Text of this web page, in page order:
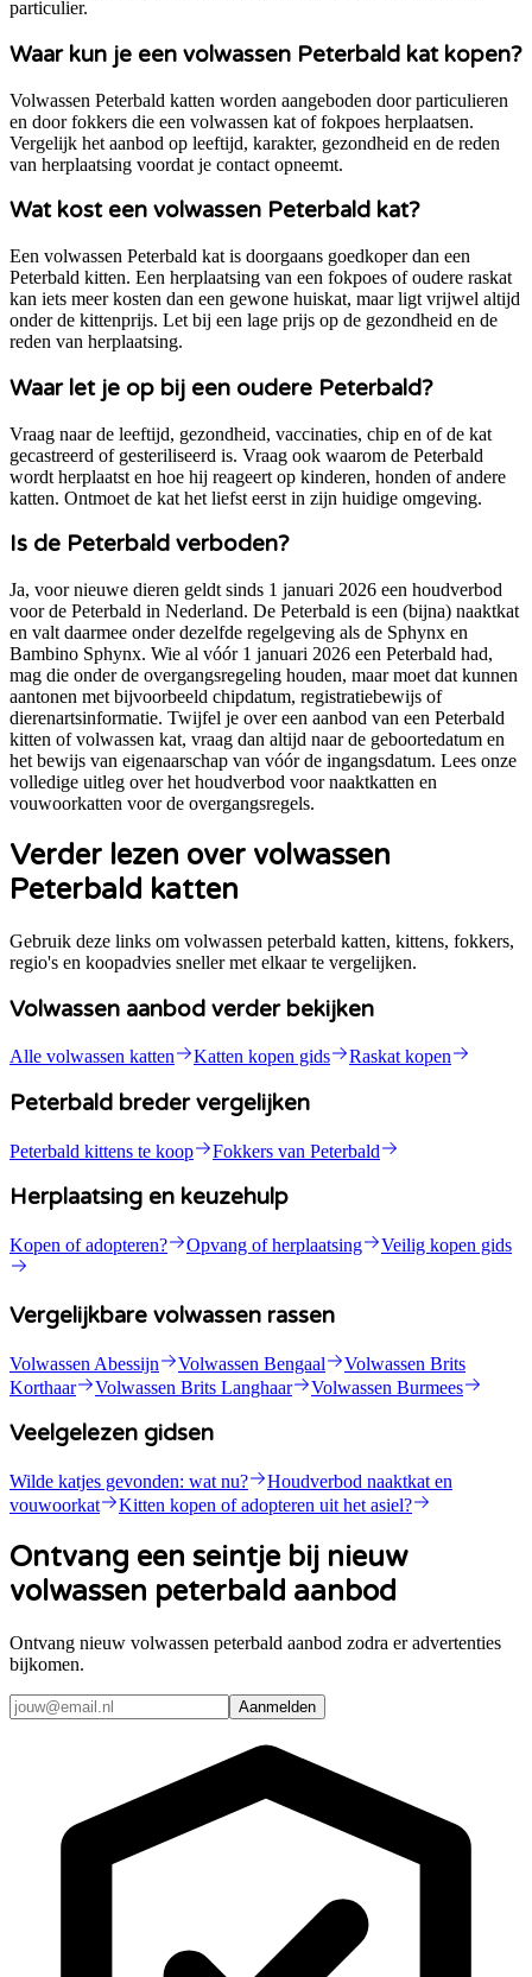
particulier.
Waar kun je een volwassen Peterbald kat kopen?
Volwassen Peterbald katten worden aangeboden door particulieren
en door fokkers die een volwassen kat of fokpoes herplaatsen.
Vergelijk het aanbod op leeftijd, karakter, gezondheid en de reden
van herplaatsing voordat je contact opneemt.
Wat kost een volwassen Peterbald kat?
Een volwassen Peterbald kat is doorgaans goedkoper dan een
Peterbald kitten. Een herplaatsing van een fokpoes of oudere raskat
kan iets meer kosten dan een gewone huiskat, maar ligt vrijwel altijd
onder de kittenprijs. Let bij een lage prijs op de gezondheid en de
reden van herplaatsing.
Waar let je op bij een oudere Peterbald?
Vraag naar de leeftijd, gezondheid, vaccinaties, chip en of de kat
gecastreerd of gesteriliseerd is. Vraag ook waarom de Peterbald
wordt herplaatst en hoe hij reageert op kinderen, honden of andere
katten. Ontmoet de kat het liefst eerst in zijn huidige omgeving.
Is de Peterbald verboden?
Ja, voor nieuwe dieren geldt sinds 1 januari 2026 een houdverbod
voor de Peterbald in Nederland. De Peterbald is een (bijna) naaktkat
en valt daarmee onder dezelfde regelgeving als de Sphynx en
Bambino Sphynx. Wie al vóór 1 januari 2026 een Peterbald had,
mag die onder de overgangsregeling houden, maar moet dat kunnen
aantonen met bijvoorbeeld chipdatum, registratiebewijs of
dierenartsinformatie. Twijfel je over een aanbod van een Peterbald
kitten of volwassen kat, vraag dan altijd naar de geboortedatum en
het bewijs van eigenaarschap van vóór de ingangsdatum. Lees onze
volledige uitleg over het houdverbod voor naaktkatten en
vouwoorkatten voor de overgangsregels.
Verder lezen over volwassen
Peterbald katten
Gebruik deze links om volwassen peterbald katten, kittens, fokkers,
regio's en koopadvies sneller met elkaar te vergelijken.
Volwassen aanbod verder bekijken
Alle volwassen katten Katten kopen gids Raskat kopen
Peterbald breder vergelijken
Peterbald kittens te koop Fokkers van Peterbald
Herplaatsing en keuzehulp
Kopen of adopteren? Opvang of herplaatsing Veilig kopen gids
Vergelijkbare volwassen rassen
Volwassen Abessijn Volwassen Bengaal
Volwassen Brits
Korthaar
Volwassen Brits Langhaar Volwassen Burmees
Veelgelezen gidsen
Wilde katjes gevonden: wat nu?
Houdverbod naaktkat en
vouwoorkat
Kitten kopen of adopteren uit het asiel?
Ontvang een seintje bij nieuw
volwassen peterbald aanbod
Ontvang nieuw volwassen peterbald aanbod zodra er advertenties
bijkomen.
Aanmelden